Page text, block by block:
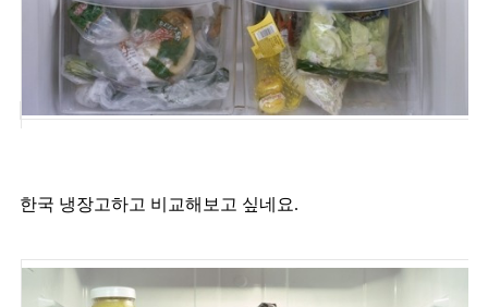
한국 냉장고하고 비교해보고 싶네요.